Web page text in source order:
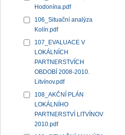
Hodonína.pdf
106_Situační analýza
Kolín.pdf
107_EVALUACE V
LOKÁLNÍCH
PARTNERSTVÍCH
OBDOBÍ 2008-2010.
Litvínov.pdf
108_AKČNÍ PLÁN
LOKÁLNÍHO
PARTNERSTVÍ LITVÍNOV
2010.pdf